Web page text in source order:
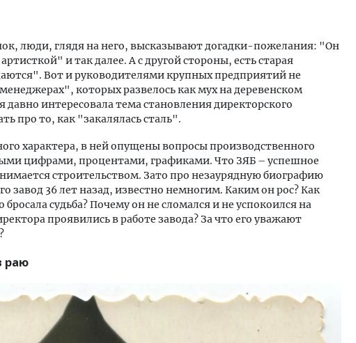
люди, глядя на него, высказывают догадки-пожелания: "Он
и так далее. А с другой стороны, есть старая
Вот и руководителями крупных предприятий не
которых развелось как мух на деревенском
давно интересовала тема становления директорского
про то, как "закалялась сталь".
характера, в ней опущены вопросы производственного
цифрами, процентами, графиками. Что ЗЯБ – успешное
строительством. Зато про незаурядную биографию
завод 36 лет назад, известно немногим. Каким он рос? Как
судьба? Почему он не сломался и не успокоился на
проявились в работе завода? За что его уважают
раю